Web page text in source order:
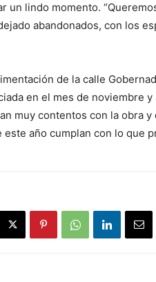
un lindo momento.
abandonados, con los
de la calle
en el mes de noviembre
muy contentos con la obra
este año cumplan con lo que